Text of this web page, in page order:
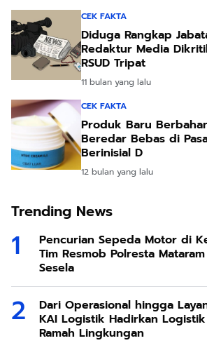
CEK FAKTA
Diduga Rangkap
Redaktur Media
RSUD Tripat
11 bulan yang lalu
CEK FAKTA
Produk Baru
Beredar Bebas di
Berinisial D
12 bulan yang lalu
Trending News
Pencurian Sepeda Motor di
Tim Resmob Polresta
Sesela
Dari Operasional hingga
KAI Logistik Hadirkan
Ramah Lingkungan